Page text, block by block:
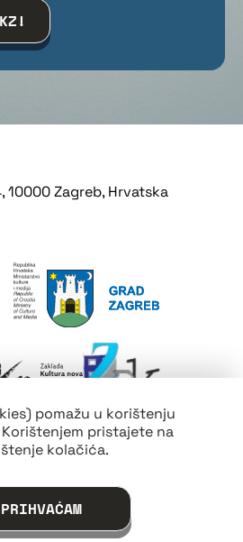
pomažu u korištenju
pristajete na
kolačića.
PRIHVAĆAM
10000 Zagreb, Hrvatska
Uvjeti korištenjaPolitika privatnosti